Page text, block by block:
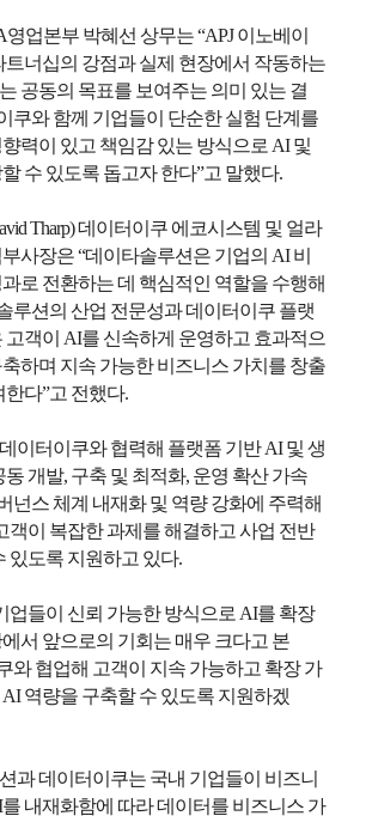
업본부 박혜선 상무는 “APJ 이노베이
트너십의 강점과 실제 현장에서 작동하는
공동의 목표를 보여주는 의미 있는 결
쿠와 함께 기업들이 단순한 실험 단계를
력이 있고 책임감 있는 방식으로 AI 및
수 있도록 돕고자 한다”고 말했다.
Tharp) 데이터이쿠 에코시스템 및 얼라
사장은 “데이타솔루션은 기업의 AI 비
로 전환하는 데 핵심적인 역할을 수행해
루션의 산업 전문성과 데이터이쿠 플랫
고객이 AI를 신속하게 운영하고 효과적으
하며 지속 가능한 비즈니스 가치를 창출
다”고 전했다.
이터이쿠와 협력해 플랫폼 기반 AI 및 생
개발, 구축 및 최적화, 운영 확산 가속
넌스 체계 내재화 및 역량 강화에 주력해
객이 복잡한 과제를 해결하고 사업 전반
있도록 지원하고 있다.
업들이 신뢰 가능한 방식으로 AI를 확장
서 앞으로의 기회는 매우 크다고 본
와 협업해 고객이 지속 가능하고 확장 가
역량을 구축할 수 있도록 지원하겠
과 데이터이쿠는 국내 기업들이 비즈니
내재화함에 따라 데이터를 비즈니스 가